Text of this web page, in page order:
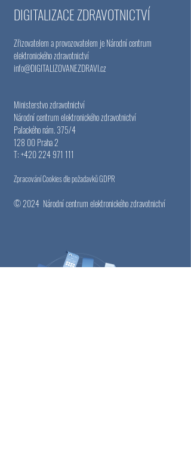
DIGITALIZACE ZDRAVOTNICTVÍ
Zřizovatelem a provozovatelem je Národní centrum
elektronického zdravotnictví
info@DIGITALIZOVANEZDRAVI.cz
Ministerstvo zdravotnictví
Národní centrum elektronického zdravotnictví
Palackého nám. 375/4
128 00 Praha 2
T:+420 224 971 111
Zpracování Cookies dle požadavků GDPR
© 2024 Národní centrum elektronického zdravotnictví